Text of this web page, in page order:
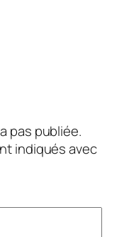
pas publiée.
indiqués avec